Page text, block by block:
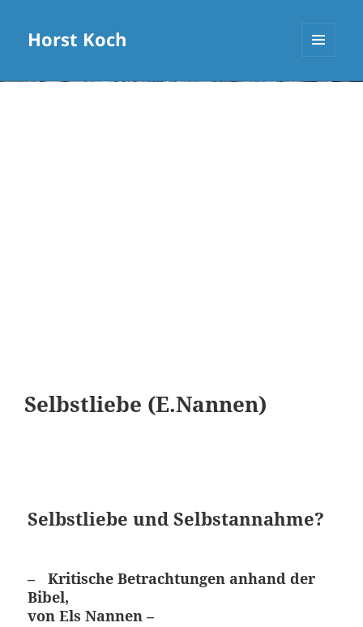
Horst Koch
Selbstliebe (E.Nannen)
Selbstliebe und Selbstannahme?
– Kritische Betrachtungen anhand der
Bibel,
von Els Nannen –